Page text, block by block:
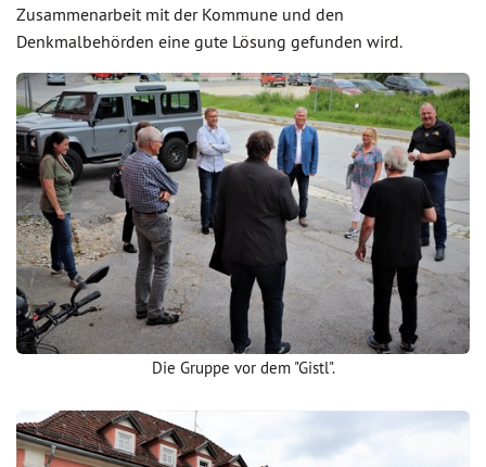
Zusammenarbeit mit der Kommune und den
Denkmalbehörden eine gute Lösung gefunden wird.
Die Gruppe vor dem "Gistl".